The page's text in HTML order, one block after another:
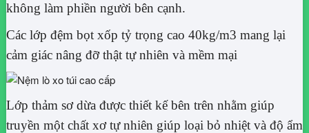
không làm phiền người bên cạnh.
Các lớp đệm bọt xốp tỷ trọng cao 40kg/m3 mang lại
cảm giác nâng đỡ thật tự nhiên và mềm mại
Lớp thảm sơ dừa được thiết kế bên trên nhằm giúp
truyền một chất xơ tự nhiên giúp loại bỏ nhiệt và độ ẩm